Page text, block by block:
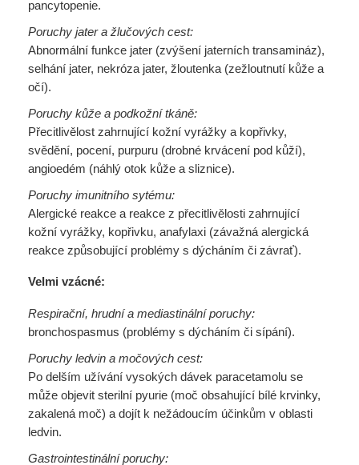
pancytopenie.
Poruchy jater a žlučových cest:
Abnormální funkce jater (zvýšení jaterních transamináz),
selhání jater, nekróza jater, žloutenka (zežloutnutí kůže a
očí).
Poruchy kůže a podkožní tkáně:
Přecitlivělost zahrnující kožní vyrážky a kopřivky,
svědění, pocení, purpuru (drobné krvácení pod kůží),
angioedém (náhlý otok kůže a sliznice).
Poruchy imunitního sytému:
Alergické reakce a reakce z přecitlivělosti zahrnující
kožní vyrážky, kopřivku, anafylaxi (závažná alergická
reakce způsobující problémy s dýcháním či závrať).
Velmi vzácné:
Respirační, hrudní a mediastinální poruchy:
bronchospasmus (problémy s dýcháním či sípání).
Poruchy ledvin a močových cest:
Po delším užívání vysokých dávek paracetamolu se
může objevit sterilní pyurie (moč obsahující bílé krvinky,
zakalená moč) a dojít k nežádoucím účinkům v oblasti
ledvin.
Gastrointestinální poruchy: